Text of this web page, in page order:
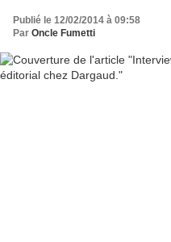
Publié le 12/02/2014 à 09:58
Par Oncle Fumetti